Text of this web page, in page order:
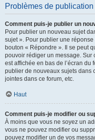
Problèmes de publication
Comment puis-je publier un
Pour publier un nouveau sujet
sujet ». Pour publier une
bouton « Répondre ». Il se peut
pouvoir rédiger un message. Sur
est affichée en bas de l’écran du
publier de nouveaux sujets dans
jointes dans ce forum, etc.
Haut
Comment puis-je modifier ou
À moins que vous ne soyez un
vous ne pouvez modifier ou
pouvez modifier un de vos